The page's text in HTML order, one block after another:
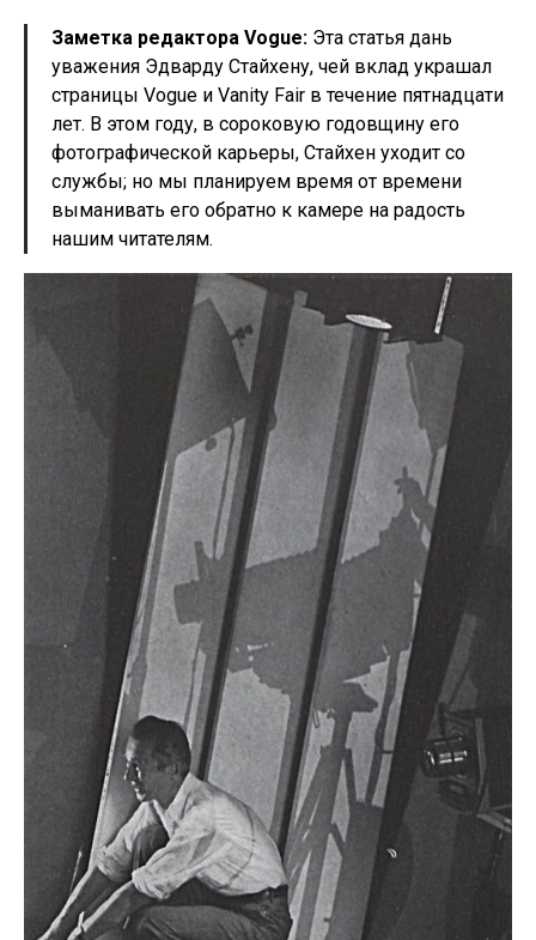
Заметка редактора Vogue: Эта статья дань
уважения Эдварду Стайхену, чей вклад украшал
страницы Vogue и Vanity Fair в течение пятнадцати
лет. В этом году, в сороковую годовщину его
фотографической карьеры, Стайхен уходит со
службы; но мы планируем время от времени
выманивать его обратно к камере на радость
нашим читателям.